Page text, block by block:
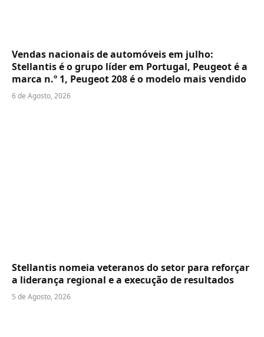
Vendas nacionais de automóveis em julho:
Stellantis é o grupo líder em Portugal, Peugeot é a
marca n.º 1, Peugeot 208 é o modelo mais vendido
6 de Agosto, 2026
Stellantis nomeia veteranos do setor para reforçar
a liderança regional e a execução de resultados
5 de Agosto, 2026